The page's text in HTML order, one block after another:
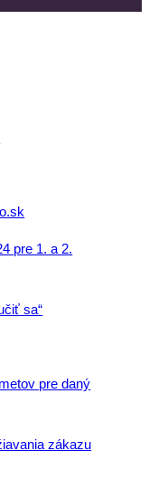
pre 1. a 2.
sa“
pre daný
zákazu